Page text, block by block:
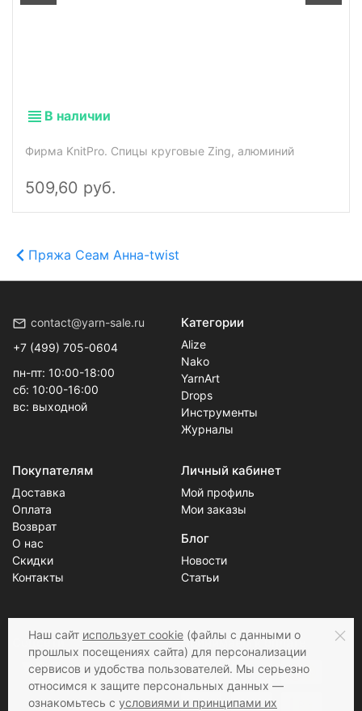
В наличии
Фирма KnitPro. Спицы круговые Zing, алюминий
509,60 руб.
Пряжа Сеам Анна-twist
contact@yarn-sale.ru
+7 (499) 705-0604
пн-пт: 10:00-18:00
сб: 10:00-16:00
вс: выходной
Категории
Alize
Nako
YarnArt
Drops
Инструменты
Журналы
Покупателям
Доставка
Оплата
Возврат
О нас
Скидки
Контакты
Личный кабинет
Мой профиль
Мои заказы
Блог
Новости
Статьи
Соцсети Принимаем к оплате
Наш сайт использует cookie (файлы с данными о
прошлых посещениях сайта) для персонализации
сервисов и удобства пользователей. Мы серьезно
относимся к защите персональных данных —
ознакомьтесь с условиями и принципами их